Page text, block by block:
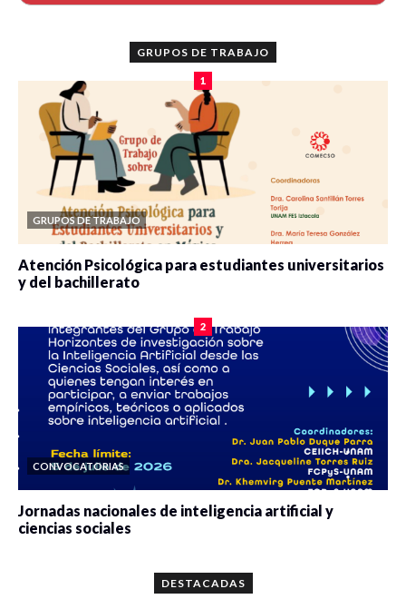
GRUPOS DE TRABAJO
1
GRUPOS DE TRABAJO
Atención Psicológica para estudiantes universitarios
y del bachillerato
2
CONVOCATORIAS
Jornadas nacionales de inteligencia artificial y
ciencias sociales
DESTACADAS